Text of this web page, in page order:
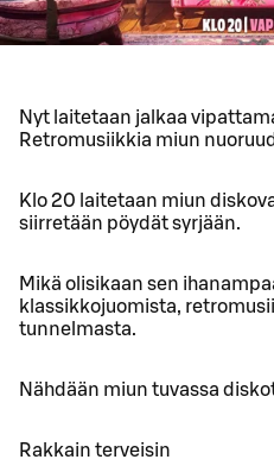
Nyt laitetaan jalkaa
Retromusiikkia miun
Klo 20 laitetaan miun
siirretään pöydät syrjään.
Mikä olisikaan sen
klassikkojuomista,
tunnelmasta.
Nähdään miun tuvassa
Rakkain terveisin